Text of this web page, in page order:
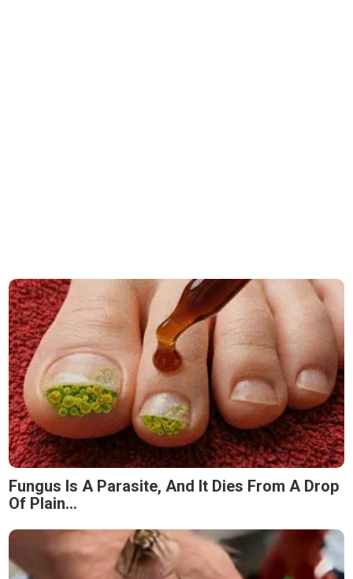
Fungus Is A Parasite, And It Dies From A Drop
Of Plain...